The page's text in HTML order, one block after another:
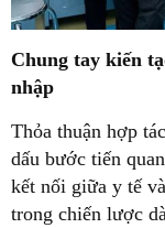
Chung tay kiến
nhập
Thỏa thuận hợp
dấu bước tiến
kết nối giữa y tế
trong chiến lược